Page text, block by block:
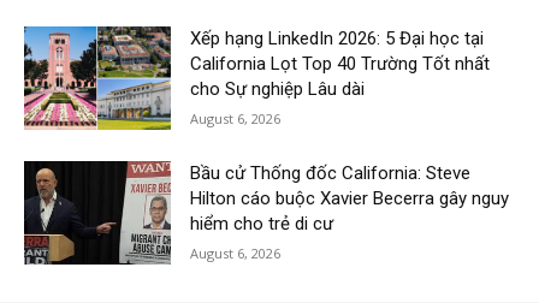
Xếp hạng LinkedIn 2026: 5 Đại học tại
California Lọt Top 40 Trường Tốt nhất
cho Sự nghiệp Lâu dài
August 6, 2026
Bầu cử Thống đốc California: Steve
Hilton cáo buộc Xavier Becerra gây nguy
hiểm cho trẻ di cư
August 6, 2026